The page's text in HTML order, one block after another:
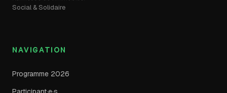
Social & Solidaire
NAVIGATION
Programme 2026